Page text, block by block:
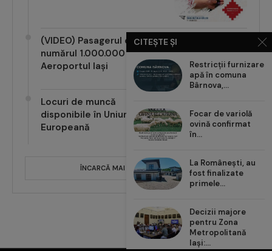
(VIDEO) Pasagerul cu
numărul 1.000.000 pe
Aeroportul Iași
disponibile în Uniunea
Europeană
ÎNCARCĂ MAI MULTE POSTĂRI
CITEȘTE ȘI
Restricții furnizare
apă în comuna
Bârnova,...
Focar de variolă
ovină confirmat
în...
La Românești, au
fost finalizate
primele...
Decizii majore
pentru Zona
Metropolitană
Iași:...